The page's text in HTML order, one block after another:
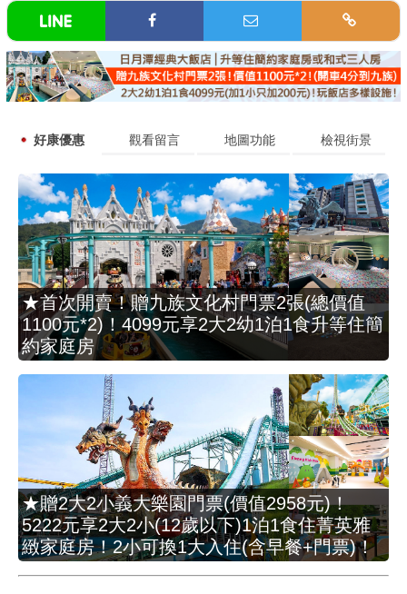
好康優惠 觀看留言 地圖功能 檢視街景
★首次開賣！贈九族文化村門票2張(總價值
1100元*2)！4099元享2大2幼1泊1食升等住簡
約家庭房
★贈2大2小義大樂園門票(價值2958元)！
5222元享2大2小(12歲以下)1泊1食住菁英雅
緻家庭房！2小可換1大入住(含早餐+門票)！